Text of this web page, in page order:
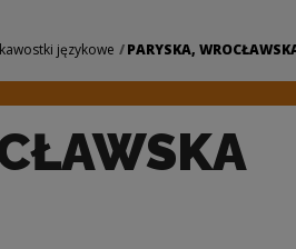
językowe PARYSKA,